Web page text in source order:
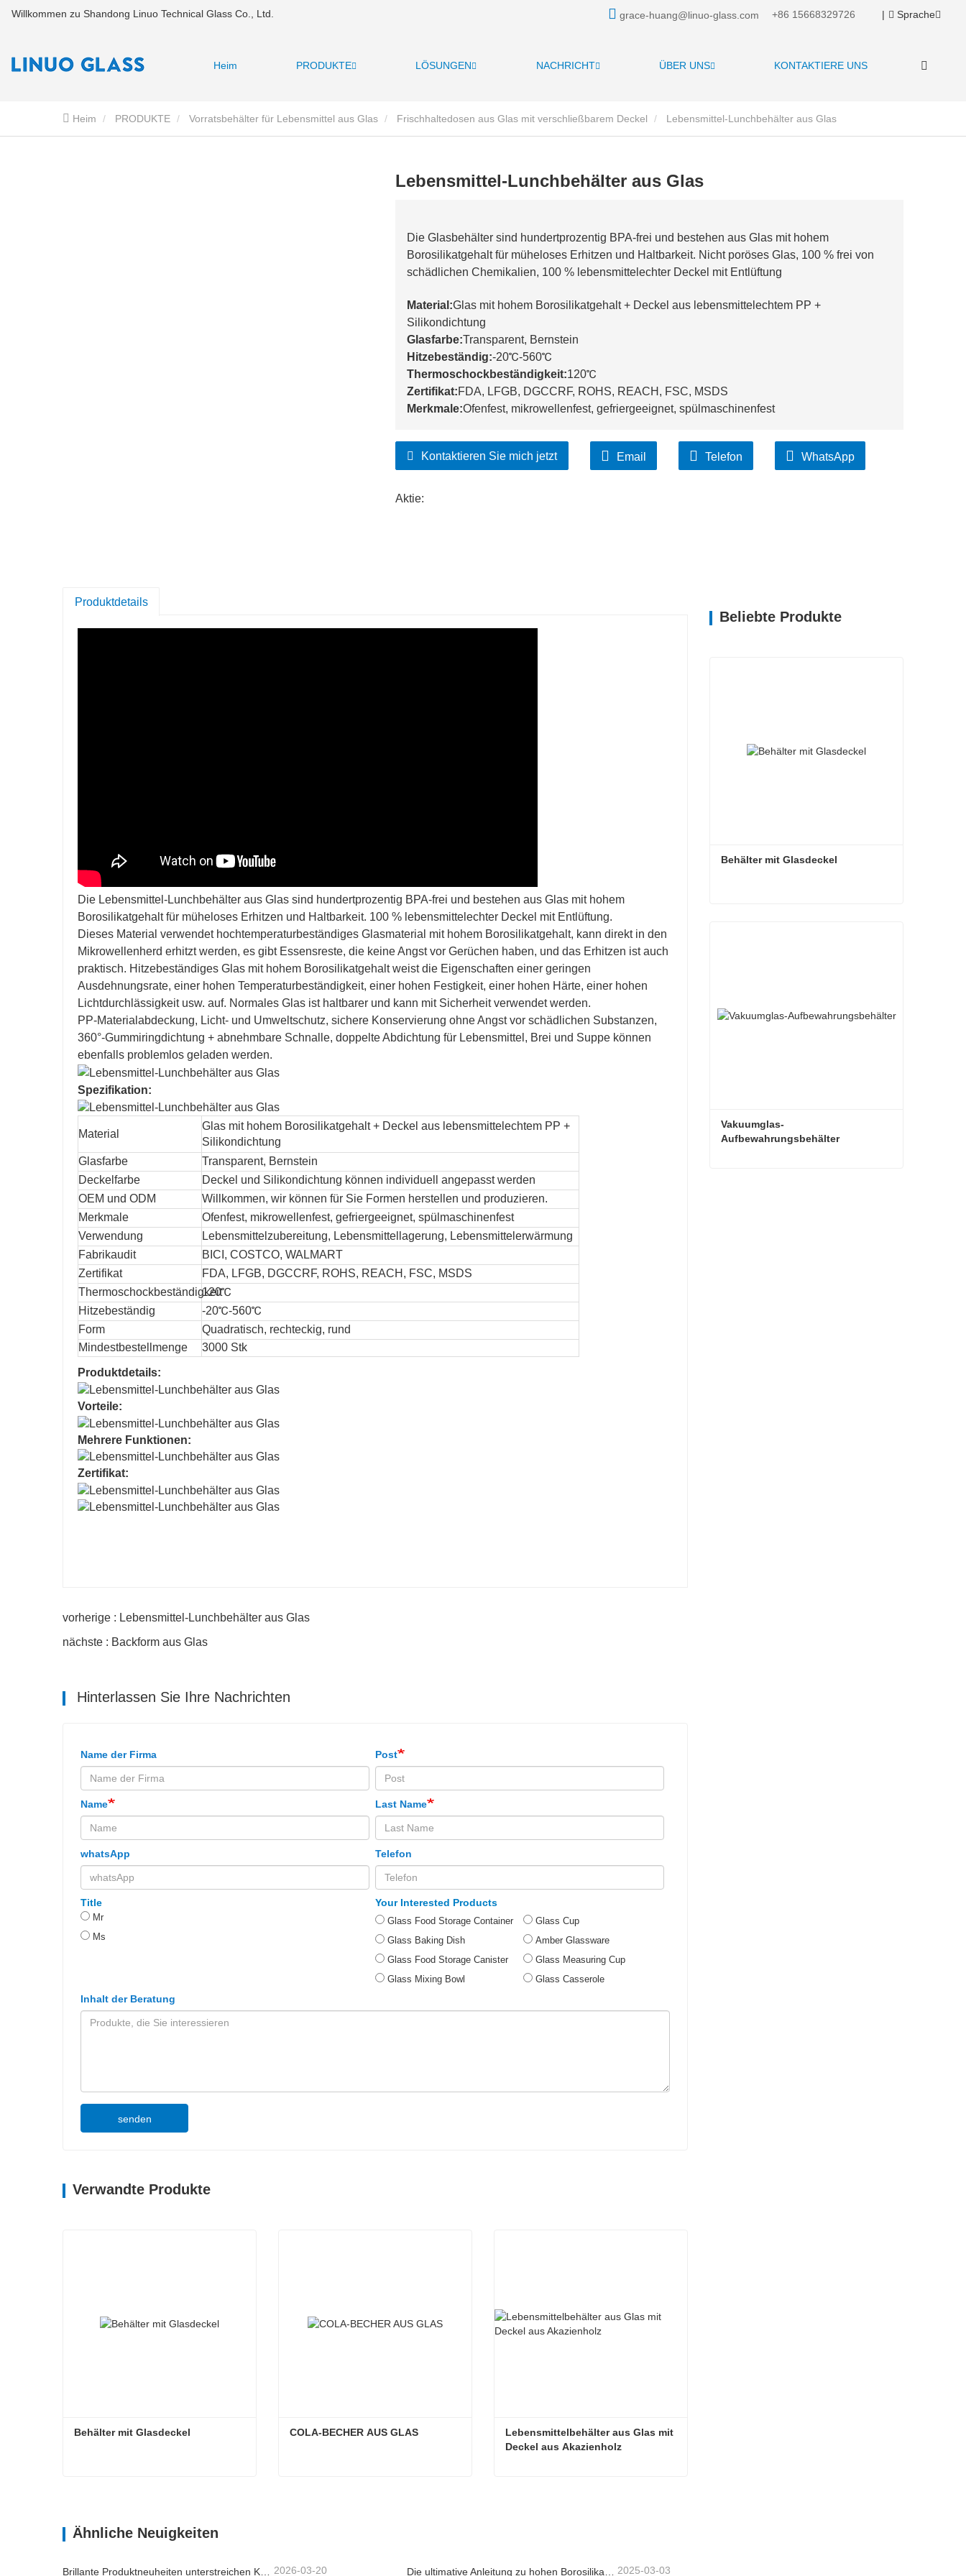
Willkommen zu Shandong Linuo Technical Glass Co., Ltd. grace-huang@linuo-glass.com +86 15668329726 | Sprache
Heim PRODUKTE LÖSUNGEN NACHRICHT ÜBER UNS KONTAKTIERE UNS
Heim PRODUKTE Vorratsbehälter für Lebensmittel aus Glas Frischhaltedosen aus Glas mit verschließbarem Deckel Lebensmittel-Lunchbehälter aus Glas
Lebensmittel-Lunchbehälter aus Glas
Die Glasbehälter sind hundertprozentig BPA-frei und bestehen aus Glas mit hohem
Borosilikatgehalt für müheloses Erhitzen und Haltbarkeit. Nicht poröses Glas, 100 % frei von
schädlichen Chemikalien, 100 % lebensmittelechter Deckel mit Entlüftung
Material:Glas mit hohem Borosilikatgehalt + Deckel aus lebensmittelechtem PP +
Silikondichtung
Glasfarbe:Transparent, Bernstein
Hitzebeständig:-20℃-560℃
Thermoschockbeständigkeit:120℃
Zertifikat:FDA, LFGB, DGCCRF, ROHS, REACH, FSC, MSDS
Merkmale:Ofenfest, mikrowellenfest, gefriergeeignet, spülmaschinenfest
Kontaktieren Sie mich jetzt Email Telefon WhatsApp
Aktie:
Produktdetails
Die Lebensmittel-Lunchbehälter aus Glas sind hundertprozentig BPA-frei und bestehen aus Glas mit hohem
Borosilikatgehalt für müheloses Erhitzen und Haltbarkeit. 100 % lebensmittelechter Deckel mit Entlüftung.
Dieses Material verwendet hochtemperaturbeständiges Glasmaterial mit hohem Borosilikatgehalt, kann direkt in den
Mikrowellenherd erhitzt werden, es gibt Essensreste, die keine Angst vor Gerüchen haben, und das Erhitzen ist auch
praktisch. Hitzebeständiges Glas mit hohem Borosilikatgehalt weist die Eigenschaften einer geringen
Ausdehnungsrate, einer hohen Temperaturbeständigkeit, einer hohen Festigkeit, einer hohen Härte, einer hohen
Lichtdurchlässigkeit usw. auf. Normales Glas ist haltbarer und kann mit Sicherheit verwendet werden.
PP-Materialabdeckung, Licht- und Umweltschutz, sichere Konservierung ohne Angst vor schädlichen Substanzen,
360°-Gummiringdichtung + abnehmbare Schnalle, doppelte Abdichtung für Lebensmittel, Brei und Suppe können
ebenfalls problemlos geladen werden.
Spezifikation:
Material
Glas mit hohem Borosilikatgehalt + Deckel aus lebensmittelechtem PP +
Silikondichtung
Glasfarbe
Transparent, Bernstein
Deckelfarbe
Deckel und Silikondichtung können individuell angepasst werden
OEM und ODM
Willkommen, wir können für Sie Formen herstellen und produzieren.
Merkmale
Ofenfest, mikrowellenfest, gefriergeeignet, spülmaschinenfest
Verwendung
Lebensmittelzubereitung, Lebensmittellagerung, Lebensmittelerwärmung
Fabrikaudit
BICI, COSTCO, WALMART
Zertifikat
FDA, LFGB, DGCCRF, ROHS, REACH, FSC, MSDS
Thermoschockbeständigkeit
120℃
Hitzebeständig
-20℃-560℃
Form
Quadratisch, rechteckig, rund
Mindestbestellmenge
3000 Stk
Produktdetails:
Vorteile:
Mehrere Funktionen:
Zertifikat:
vorherige : Lebensmittel-Lunchbehälter aus Glas
nächste : Backform aus Glas
Hinterlassen Sie Ihre Nachrichten
Name der Firma Post
Name Last Name
whatsApp Telefon
Title
Mr
Ms
Your Interested Products
Glass Food Storage Container
Glass Baking Dish
Glass Food Storage Canister
Glass Mixing Bowl
Glass Cup
Amber Glassware
Glass Measuring Cup
Glass Casserole
Inhalt der Beratung
senden
Verwandte Produkte
Behälter mit Glasdeckel COLA-BECHER AUS GLAS
Lebensmittelbehälter aus Glas mit
Deckel aus Akazienholz
Ähnliche Neuigkeiten
2026-03-20 2025-03-03
Beliebte Produkte
Behälter mit Glasdeckel
Vakuumglas-
Aufbewahrungsbehälter